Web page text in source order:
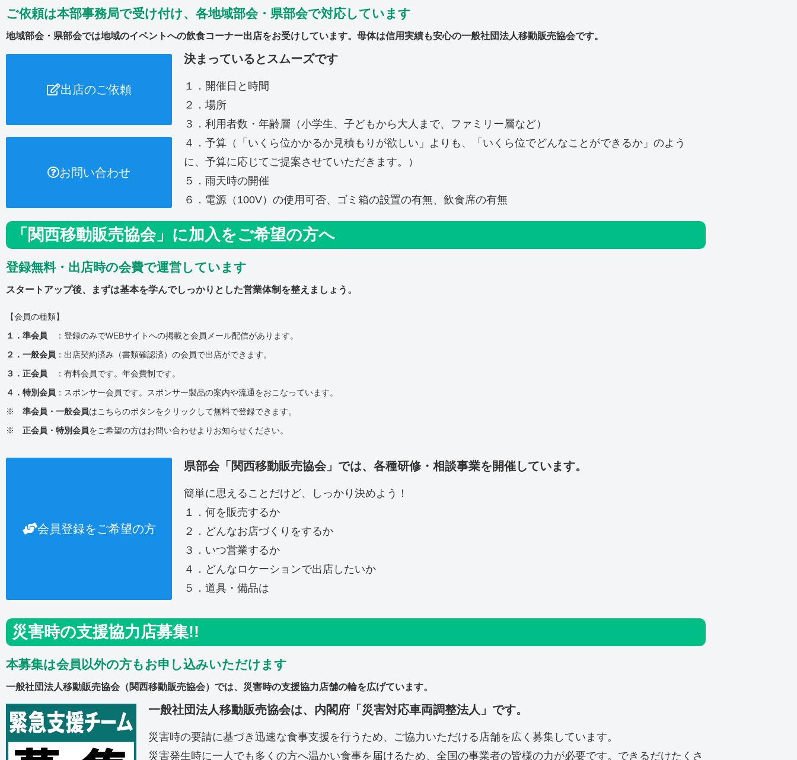
ご依頼は本部事務局で受け付け、各地域部会・県部会で対応しています
地域部会・県部会では地域のイベントへの飲食コーナー出店をお受けしています。母体は信用実績も安心の一般社団法人移動販売協会です。
出店のご依頼
お問い合わせ
決まっているとスムーズです
１．開催日と時間
２．場所
３．利用者数・年齢層（小学生、子どもから大人まで、ファミリー層など）
４．予算（「いくら位かかるか見積もりが欲しい」よりも、「いくら位でどんなことができるか」のよう
に、予算に応じてご提案させていただきます。）
５．雨天時の開催
６．電源（100V）の使用可否、ゴミ箱の設置の有無、飲食席の有無
「関西移動販売協会」に加入をご希望の方へ
登録無料・出店時の会費で運営しています
スタートアップ後、まずは基本を学んでしっかりとした営業体制を整えましょう。
【会員の種類】
１．準会員 ：登録のみでWEBサイトへの掲載と会員メール配信があります。
２．一般会員 ：出店契約済み（書類確認済）の会員で出店ができます。
３．正会員 ：有料会員です。年会費制です。
４．特別会員 ：スポンサー会員です。スポンサー製品の案内や流通をおこなっています。
※ 準会員・一般会員はこちらのボタンをクリックして無料で登録できます。
※ 正会員・特別会員をご希望の方はお問い合わせよりお知らせください。
会員登録をご希望の方
県部会「関西移動販売協会」では、各種研修・相談事業を開催しています。
簡単に思えることだけど、しっかり決めよう！
１．何を販売するか
２．どんなお店づくりをするか
３．いつ営業するか
４．どんなロケーションで出店したいか
５．道具・備品は
災害時の支援協力店募集!!
本募集は会員以外の方もお申し込みいただけます
一般社団法人移動販売協会（関西移動販売協会）では、災害時の支援協力店舗の輪を広げています。
一般社団法人移動販売協会は、内閣府「災害対応車両調整法人」です。
災害時の要請に基づき迅速な食事支援を行うため、ご協力いただける店舗を広く募集しています。
災害発生時に一人でも多くの方へ温かい食事を届けるため、 全国の事業者の皆様の力が必要です。 できるだけたくさ